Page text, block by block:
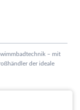
– mit
der ideale